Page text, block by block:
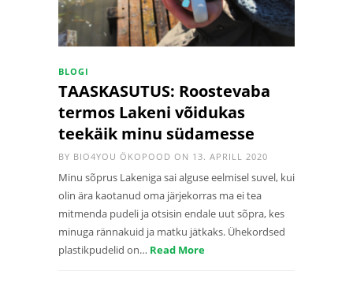
BLOGI
TAASKASUTUS: Roostevaba
termos Lakeni võidukas
teekäik minu südamesse
BY BIO4YOU ÖKOPOOD ON 13. APRILL 2020
Minu sõprus Lakeniga sai alguse eelmisel suvel, kui
olin ära kaotanud oma järjekorras ma ei tea
mitmenda pudeli ja otsisin endale uut sõpra, kes
minuga rännakuid ja matku jätkaks. Ühekordsed
plastikpudelid on… Read More